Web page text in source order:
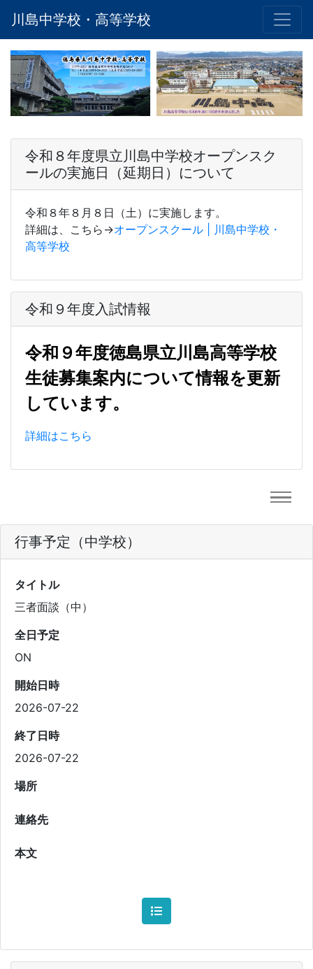
川島中学校・高等学校
令和８年度県立川島中学校オープンスク
ールの実施日（延期日）について
令和８年８月８日（土）に実施します。
詳細は、こちら→オープンスクール | 川島中学校・
高等学校
令和９年度入試情報
令和９年度徳島県立川島高等学校
生徒募集案内について情報を更新
しています。
詳細はこちら
行事予定（中学校）
タイトル
三者面談（中）
全日予定
ON
開始日時
2026-07-22
終了日時
2026-07-22
場所
連絡先
本文